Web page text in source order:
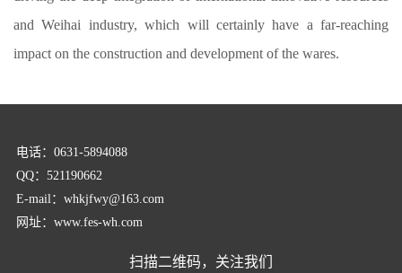
and Weihai industry, which will certainly have a far-reaching
impact on the construction and development of the wares.
电话：0631-5894088
QQ：521190662
E-mail：whkjfwy@163.com
网址：www.fes-wh.com
扫描二维码，关注我们